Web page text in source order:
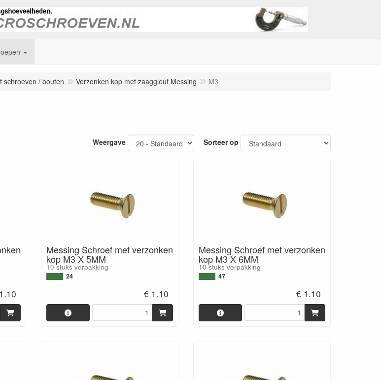
schroeven / bouten Verzonken kop met zaaggleuf Messing M3
Weergave Sorteer op
Messing Schroef met verzonken
kop M3 X 5MM
10 stuks verpakking
24
€ 1.10
Messing Schroef met verzonken
kop M3 X 6MM
10 stuks verpakking
47
€ 1.10